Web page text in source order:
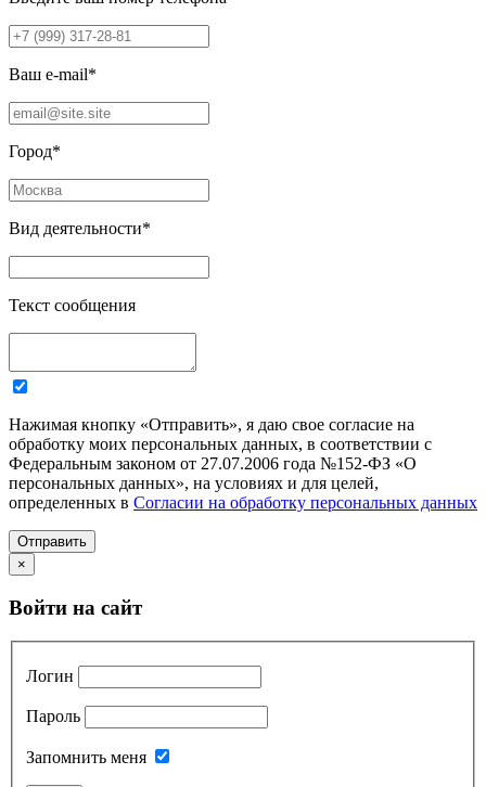
Ваш e-mail*
Город*
Вид деятельности*
Текст сообщения
Нажимая кнопку «Отправить», я даю свое согласие на
обработку моих персональных данных, в соответствии с
Федеральным законом от 27.07.2006 года №152-ФЗ «О
персональных данных», на условиях и для целей,
определенных в Согласии на обработку персональных данных
Отправить
×
Войти на сайт
Логин
Пароль
Запомнить меня